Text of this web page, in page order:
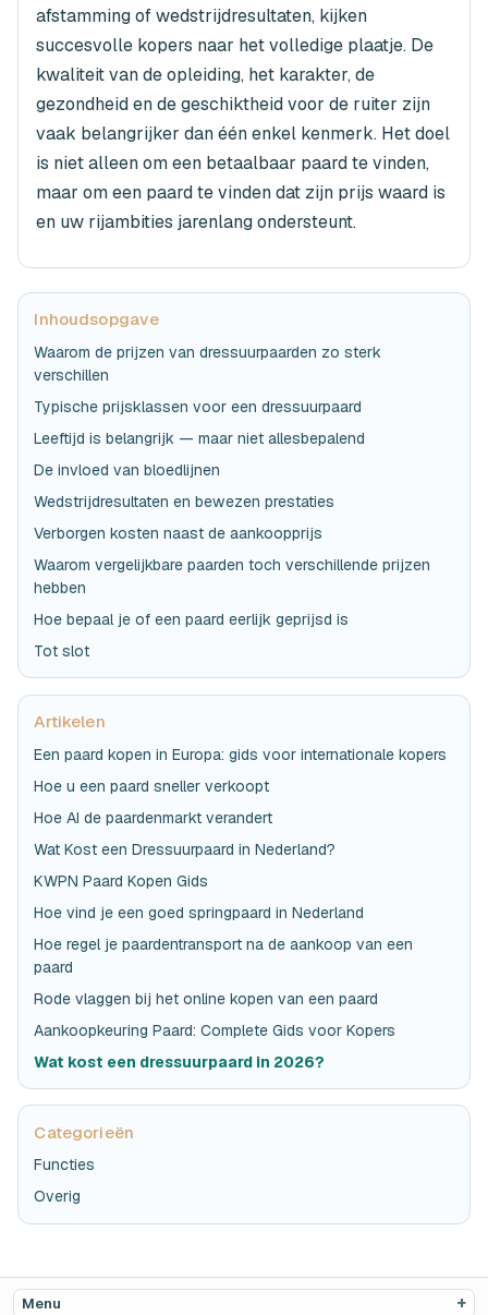
afstamming of wedstrijdresultaten, kijken
succesvolle kopers naar het volledige plaatje. De
kwaliteit van de opleiding, het karakter, de
gezondheid en de geschiktheid voor de ruiter zijn
vaak belangrijker dan één enkel kenmerk. Het doel
is niet alleen om een betaalbaar paard te vinden,
maar om een paard te vinden dat zijn prijs waard is
en uw rijambities jarenlang ondersteunt.
Inhoudsopgave
Waarom de prijzen van dressuurpaarden zo sterk
verschillen
Typische prijsklassen voor een dressuurpaard
Leeftijd is belangrijk — maar niet allesbepalend
De invloed van bloedlijnen
Wedstrijdresultaten en bewezen prestaties
Verborgen kosten naast de aankoopprijs
Waarom vergelijkbare paarden toch verschillende prijzen
hebben
Hoe bepaal je of een paard eerlijk geprijsd is
Tot slot
Artikelen
Een paard kopen in Europa: gids voor internationale kopers
Hoe u een paard sneller verkoopt
Hoe AI de paardenmarkt verandert
Wat Kost een Dressuurpaard in Nederland?
KWPN Paard Kopen Gids
Hoe vind je een goed springpaard in Nederland
Hoe regel je paardentransport na de aankoop van een
paard
Rode vlaggen bij het online kopen van een paard
Aankoopkeuring Paard: Complete Gids voor Kopers
Wat kost een dressuurpaard in 2026?
Categorieën
Functies
Overig
Menu